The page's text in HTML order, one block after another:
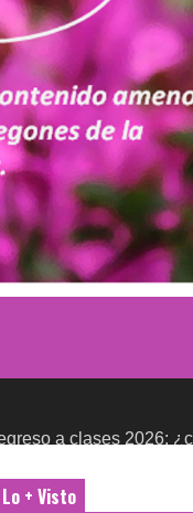
2026: ¿cómo
Lo + Visto